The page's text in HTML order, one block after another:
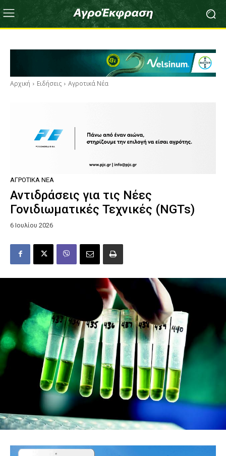
Αρχική Ειδήσεις Αγροτικά Νέα
ΑΓΡΟΤΙΚΆ ΝΈΑ
Αντιδράσεις για τις Νέες
Γονιδιωματικές Τεχνικές (NGTs)
6 Ιουλίου 2026